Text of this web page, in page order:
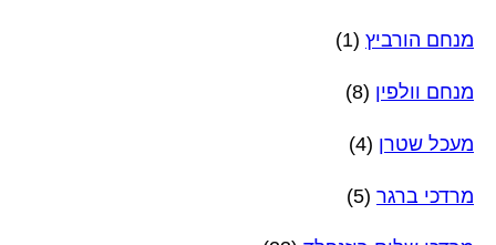
מנחם הורביץ (1)
מנחם וולפין (8)
מעכל שטרן (4)
מרדכי ברגר (5)